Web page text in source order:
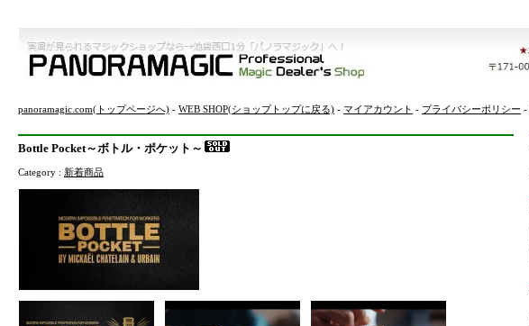
panoramagic.com(トップページへ) - WEB SHOP(ショップトップに戻る) - マイアカウント - プライバシーポリシー -
Bottle Pocket～ボトル・ポケット～
Category : 新着商品